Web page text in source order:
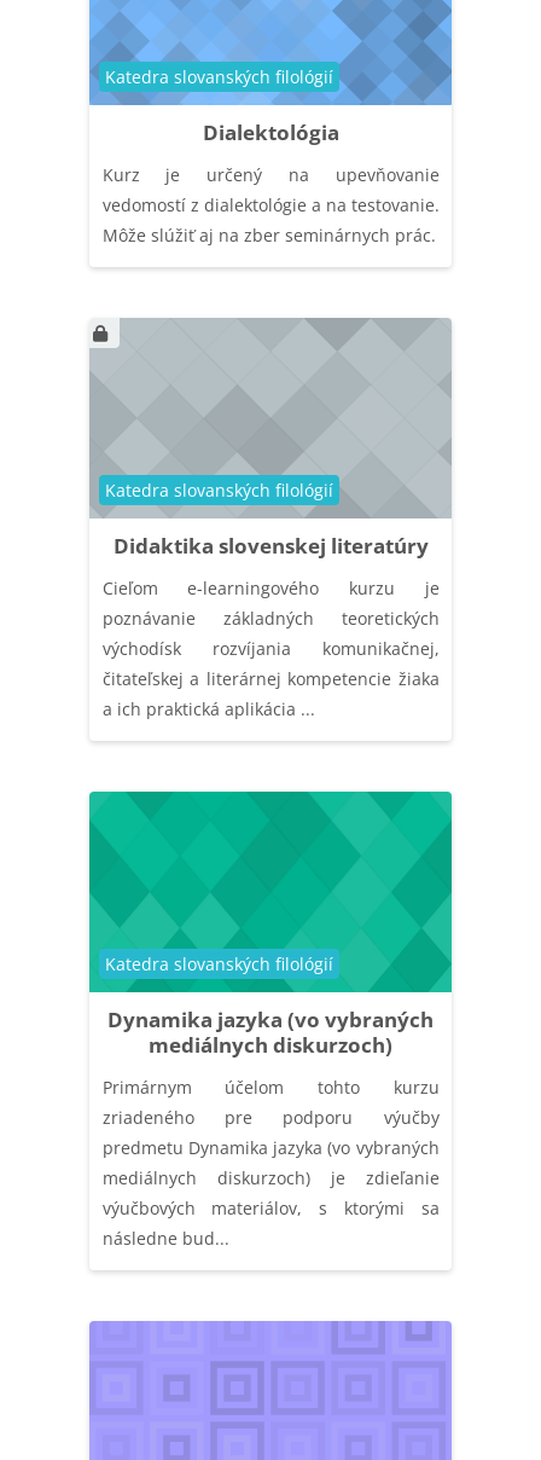
Dialektológia
Catégorie de cours
Katedra slovanských filológií
Kurz je určený na upevňovanie
vedomostí z dialektológie a na testovanie.
Môže slúžiť aj na zber seminárnych prác.
Didaktika slovenskej literatúry
Catégorie de cours
Katedra slovanských filológií
Cieľom e-learningového kurzu je
poznávanie základných teoretických
východísk rozvíjania komunikačnej,
čitateľskej a literárnej kompetencie žiaka
a ich praktická aplikácia ...
Dynamika jazyka (vo vybraných
mediálnych diskurzoch)
Catégorie de cours
Katedra slovanských filológií
Primárnym účelom tohto kurzu
zriadeného pre podporu výučby
predmetu Dynamika jazyka (vo vybraných
mediálnych diskurzoch) je zdieľanie
výučbových materiálov, s ktorými sa
následne bud...